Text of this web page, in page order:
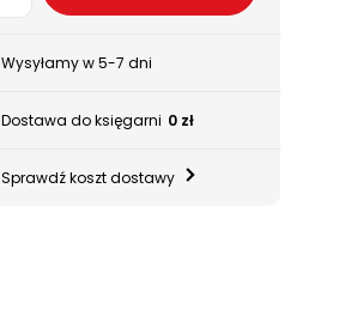
Wysyłamy w 5-7 dni
Dostawa do księgarni 0 zł
Sprawdź koszt dostawy